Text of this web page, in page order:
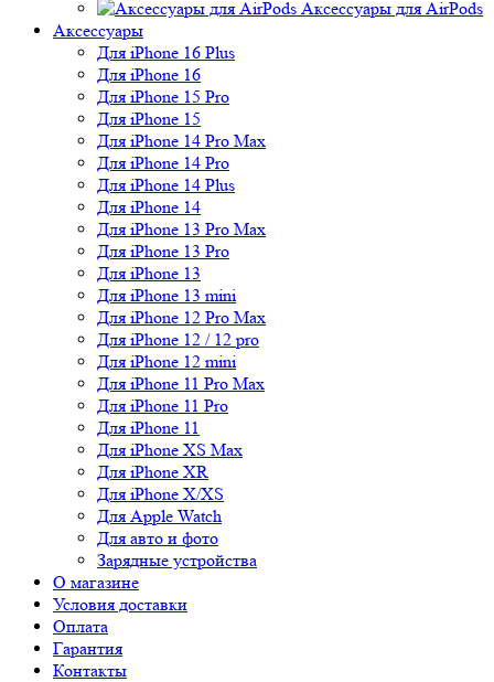
Аксессуары для AirPods
Аксессуары
Для iPhone 16 Plus
Для iPhone 16
Для iPhone 15 Pro
Для iPhone 15
Для iPhone 14 Pro Max
Для iPhone 14 Pro
Для iPhone 14 Plus
Для iPhone 14
Для iPhone 13 Pro Max
Для iPhone 13 Pro
Для iPhone 13
Для iPhone 13 mini
Для iPhone 12 Pro Max
Для iPhone 12 / 12 pro
Для iPhone 12 mini
Для iPhone 11 Pro Max
Для iPhone 11 Pro
Для iPhone 11
Для iPhone XS Max
Для iPhone XR
Для iPhone X/XS
Для Apple Watch
Для авто и фото
Зарядные устройства
О магазине
Условия доставки
Оплата
Гарантия
Контакты